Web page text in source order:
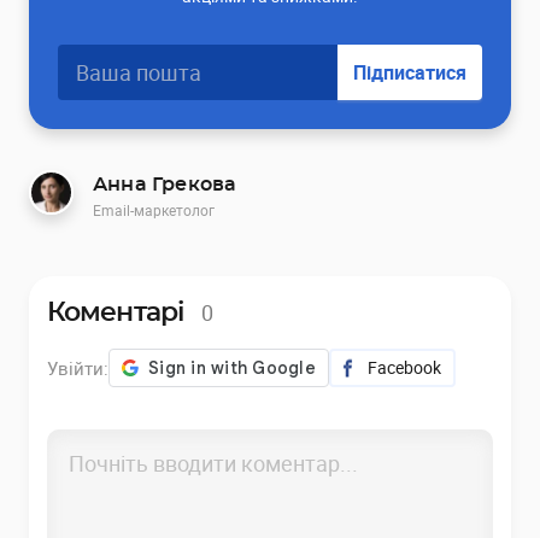
Підписатися
Анна Грекова
Email-маркетолог
Коментарі 0
Увійти: Facebook